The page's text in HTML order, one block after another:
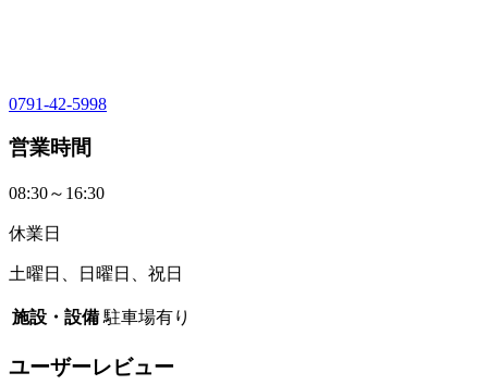
0791-42-5998
営業時間
08:30～16:30
休業日
土曜日、日曜日、祝日
施設・設備 駐車場有り
ユーザーレビュー